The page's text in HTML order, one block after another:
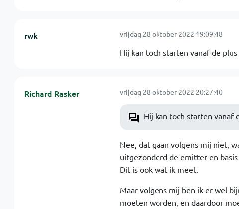
rwk vrijdag 28 oktober 2022 19:09:48
Hij kan toch starten vanaf de
Richard Rasker vrijdag 28 oktober 2022 20:27:40
Hij kan toch starten vanaf
Nee, dat gaan volgens mij niet,
uitgezonderd de emitter en
Dit is ook wat ik meet.
Maar volgens mij ben ik er wel
moeten worden, en daardoor